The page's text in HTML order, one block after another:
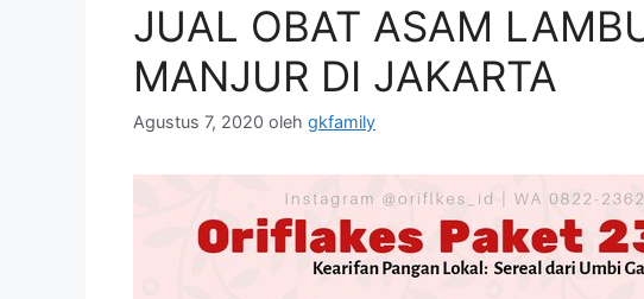
JUAL OBAT ASAM
MANJUR DI JAKARTA
Agustus 7, 2020 oleh gkfamily